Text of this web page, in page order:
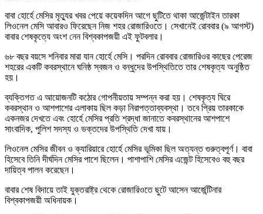
বাবা হোর্হে মেসির মৃত্যুর খবর পেয়ে কয়েকদিন আগে ছুটিতে থাকা আর্জেন্টাইন তারকা
লিওনেল মেসি আবারও ফিরেছেন নিজ শহর রোজারিওতে। সেখানেই রোববার (৯ আগস্ট)
বাবার শেষকৃত্যে অংশ নেন বিশ্বকাপজয়ী এই ফুটবলার।
৬৮ বছর বয়সে শনিবার মারা যান হোর্হে মেসি। পরদিন রোববার রোজারিওর কাছের পেরেজ
শহরের একটি কবরস্থানে ঘনিষ্ঠ স্বজন ও বন্ধুদের উপস্থিতিতে তার শেষকৃত্য অনুষ্ঠিত
হয়।
ব্যক্তিগত এ আয়োজনটি কঠোর গোপনীয়তায় সম্পন্ন করা হয়। শেষকৃত্য ঘিরে
কবরস্থান ও আশপাশের এলাকায় ছিল কড়া নিরাপত্তাব্যবস্থা। তবে প্রিয় তারকাকে
একনজর দেখতে এবং হোর্হে মেসির প্রতি শ্রদ্ধা জানাতে কবরস্থানের আশপাশে
সাংবাদিক, পুলিশ সদস্য ও ভক্তদের উপস্থিতি দেখা যায়।
লিওনেল মেসির জীবন ও ক্যারিয়ারে হোর্হে মেসির ভূমিকা ছিল অত্যন্ত গুরুত্বপূর্ণ। বাবা
হিসেবে তিনি দীর্ঘদিন মেসির পাশে ছিলেন। পাশাপাশি মেসির এজেন্ট হিসেবেও বহু বছর
দায়িত্ব পালন করেছেন।
বাবার শেষ বিদায়ে তাই যুক্তরাষ্ট্র থেকে রোজারিওতে ছুটে আসেন আর্জেন্টিনার
বিশ্বকাপজয়ী অধিনায়ক।